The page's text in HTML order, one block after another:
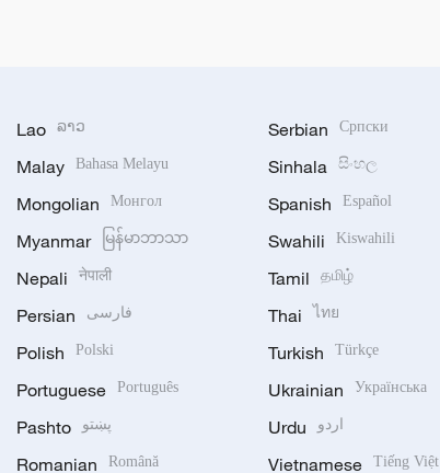
Lao ລາວ
Malay Bahasa Melayu
Mongolian Монгол
Myanmar မြန်မာဘာသာ
Nepali नेपाली
Persian فارسی
Polish Polski
Portuguese Português
Pashto پښتو
Romanian Română
Serbian Српски
Sinhala සිංහල
Spanish Español
Swahili Kiswahili
Tamil தமிழ்
Thai ไทย
Turkish Türkçe
Ukrainian Українська
Urdu اردو
Vietnamese Tiếng Việt